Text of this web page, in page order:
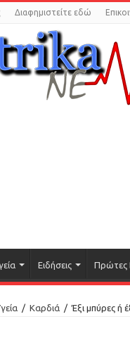
Διαφημιστείτε εδώ
Ειδήσεις Πρώτες
/ Καρδιά / Έξι μπύρες ή